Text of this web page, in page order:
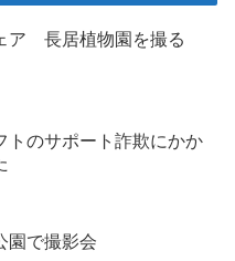
ア 長居植物園を撮る
トのサポート詐欺にかか
園で撮影会